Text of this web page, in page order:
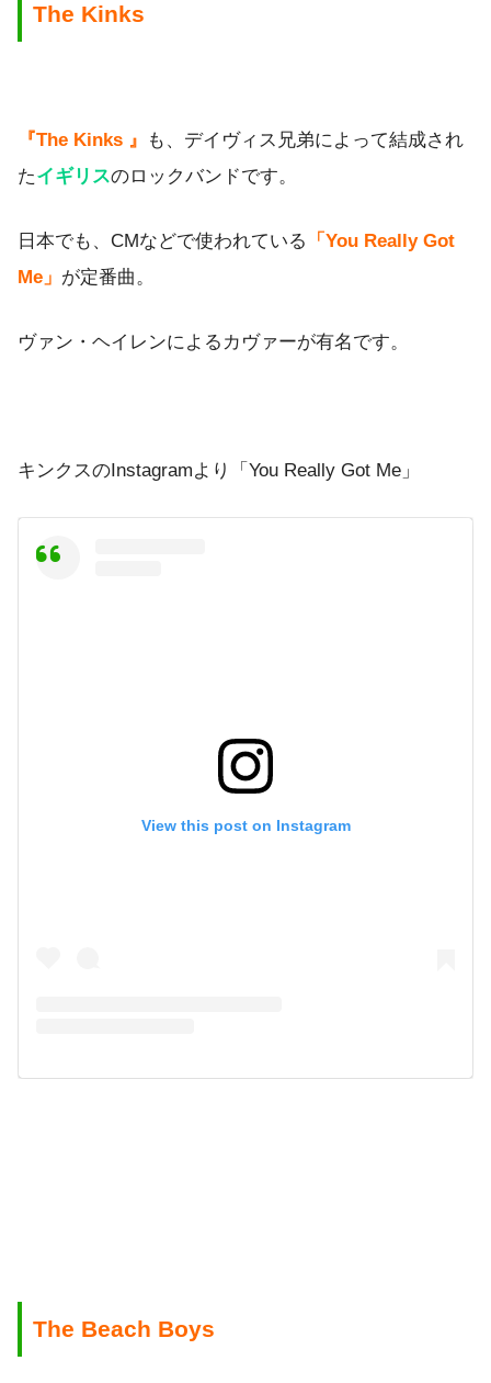
The Kinks
『The Kinks 』
も、デイヴィス兄弟によって結成され
たイギリスのロックバンドです。
日本でも、CMなどで使われている
「You Really Got
Me」 が定番曲。
ヴァン・ヘイレンによるカヴァーが有名です。
キンクスのInstagramより「You Really Got Me」
View this post on Instagram
The Beach Boys